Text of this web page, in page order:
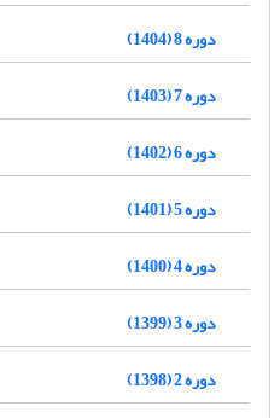
دوره 8 (1404)
دوره 7 (1403)
دوره 6 (1402)
دوره 5 (1401)
دوره 4 (1400)
دوره 3 (1399)
دوره 2 (1398)